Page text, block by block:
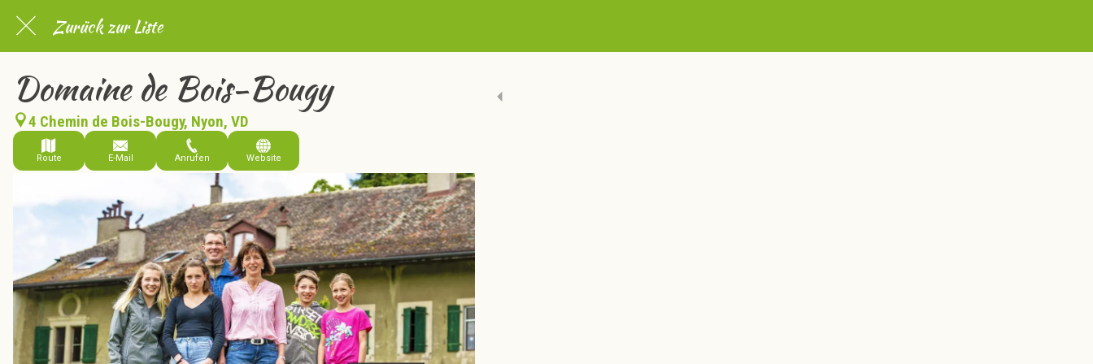
Zurück zur Liste
Domaine de Bois-Bougy
4 Chemin de Bois-Bougy, Nyon, VD
Route E-Mail Anrufen Website